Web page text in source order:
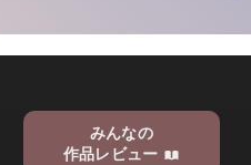
みんなの
作品レビュー